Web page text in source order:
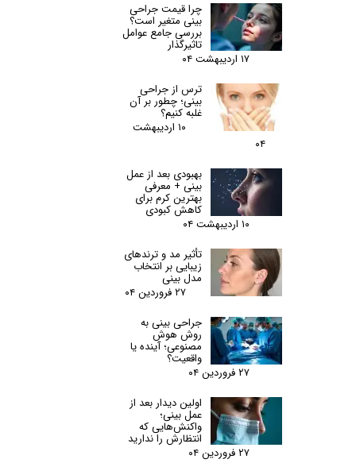
چرا قیمت جراحی
بینی متغیر است؟
بررسی جامع عوامل
تاثیرگذار
۱۷ اردیبهشت ۰۴
ترس از جراحی
بینی؛ چطور بر آن
غلبه کنیم؟
۱۰ اردیبهشت
۰۴
بهبودی بعد از عمل
بینی + معرفی
بهترین کرم برای
کاهش کبودی
۱۰ اردیبهشت ۰۴
تأثیر مد و ترندهای
زیبایی بر انتخاب
مدل بینی
۲۷ فروردین ۰۴
جراحی بینی به
روش هوش
مصنوعی؛ آینده یا
واقعیت؟
۲۷ فروردین ۰۴
اولین دیدار بعد از
عمل بینی؛
واکنش‌هایی که
انتظارش را ندارید
۲۷ فروردین ۰۴